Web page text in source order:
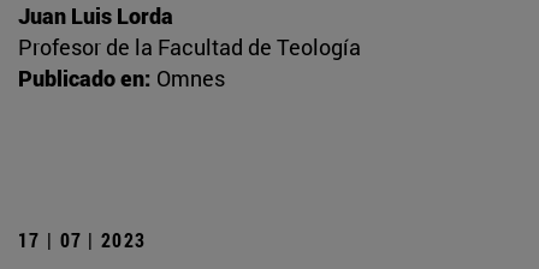
Juan Luis Lorda
Profesor de la Facultad de Teología
Publicado en: Omnes
17 | 07 | 2023